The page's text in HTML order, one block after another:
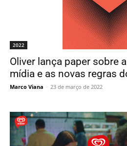
2022
Oliver lança paper sobre
mídia e as novas regras
Marco Viana - 23 de março de 2022